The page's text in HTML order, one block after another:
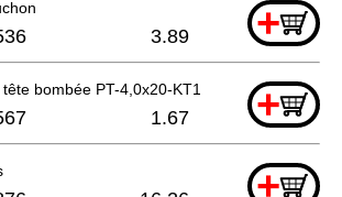
+
3.89
bombée PT-4,0x20-KT15 +
1.67
+